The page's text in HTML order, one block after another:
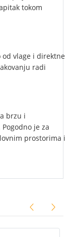
tokom
vlage i direktne
radi
brzu i
je za
prostorima i